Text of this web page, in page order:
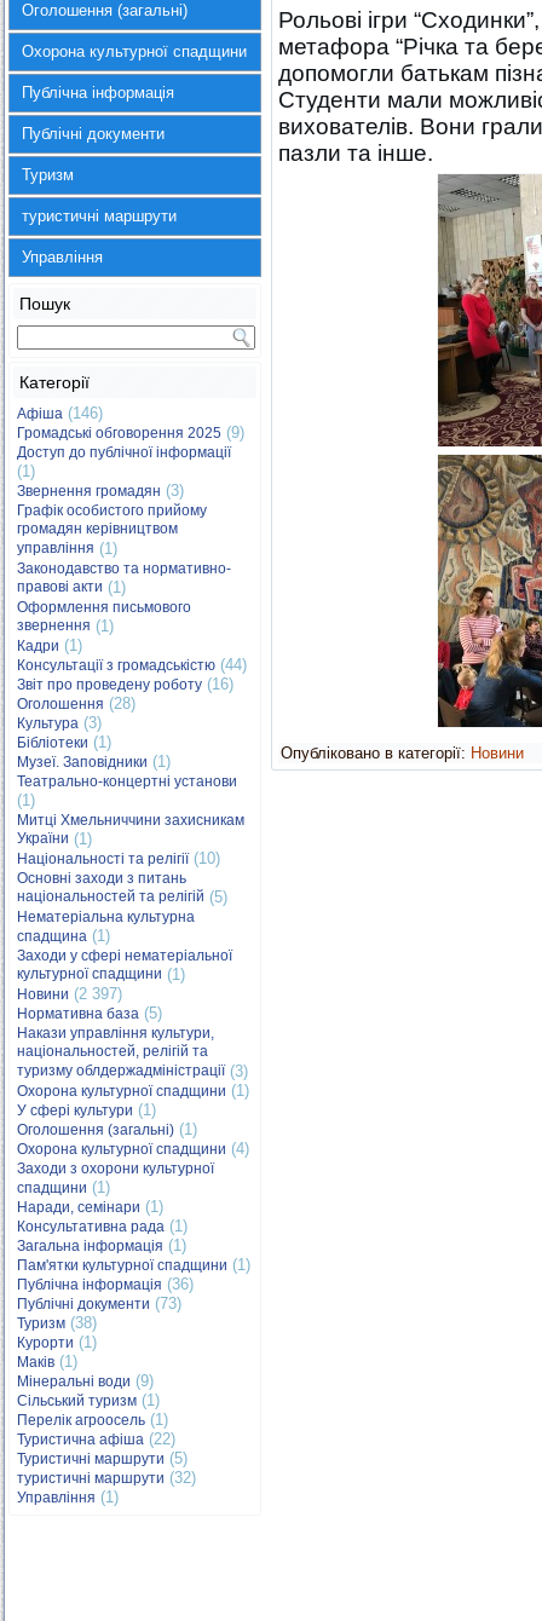
Оголошення (загальні)
Охорона культурної спадщини
Публічна інформація
Публічні документи
Туризм
туристичні маршрути
Управління
Пошук
Категорії
Афіша (146)
Громадські обговорення 2025 (9)
Доступ до публічної інформації
(1)
Звернення громадян (3)
Графік особистого прийому
громадян керівництвом
управління (1)
Законодавство та нормативно-
правові акти (1)
Оформлення письмового
звернення (1)
Кадри (1)
Консультації з громадськістю (44)
Звіт про проведену роботу (16)
Оголошення (28)
Культура (3)
Бібліотеки (1)
Музеї. Заповідники (1)
Театрально-концертні установи
(1)
Митці Хмельниччини захисникам
України (1)
Національності та релігії(10)
Основні заходи з питань
національностей та релігій (5)
Нематеріальна культурна
спадщина (1)
Заходи у сфері нематеріальної
культурної спадщини (1)
Новини (2 397)
Нормативна база (5)
Накази управління культури,
національностей, релігій та
туризму облдержадміністрації(3)
Охорона культурної спадщини (1)
У сфері культури (1)
Оголошення (загальні) (1)
Охорона культурної спадщини (4)
Заходи з охорони культурної
спадщини (1)
Наради, семінари (1)
Консультативна рада (1)
Загальна інформація (1)
Пам'ятки культурної спадщини (1)
Публічна інформація (36)
Публічні документи (73)
Туризм (38)
Курорти (1)
Маків (1)
Мінеральні води (9)
Сільський туризм (1)
Перелік агроосель (1)
Туристична афіша (22)
Туристичні маршрути (5)
туристичні маршрути (32)
Управління (1)
Рольові ігри
метафора “Річка та
допомогли батькам
Студенти мали
вихователів. Вони
пазли та інше.
Опубліковано в категорії: Новини